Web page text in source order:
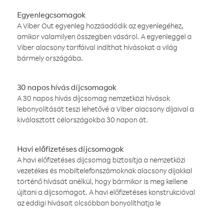
Egyenlegcsomagok
A Viber Out egyenleg hozzáadódik az egyenlegéhez,
amikor valamilyen összegben vásárol. A egyenleggel a
Viber alacsony tarifáival indíthat hívásokat a világ
bármely országába.
30 napos hívás díjcsomagok
A 30 napos hívás díjcsomag nemzetközi hívások
lebonyolítását teszi lehetővé a Viber alacsony díjaival a
kiválasztott célországokba 30 napon át.
Havi előfizetéses díjcsomagok
A havi előfizetéses díjcsomag biztosítja a nemzetközi
vezetékes és mobiltelefonszámoknak alacsony díjakkal
történő hívását anélkül, hogy bármikor is meg kellene
újítani a díjcsomagot. A havi előfizetéses konstrukcióval
az eddigi hívásait olcsóbban bonyolíthatja le